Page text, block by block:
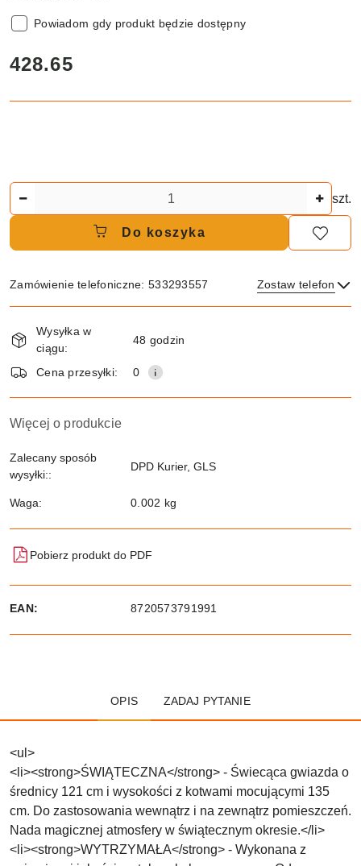
Powiadom gdy produkt będzie dostępny
cena:
428.65
szt.
Do koszyka
Zamówienie telefoniczne: 533293557 Zostaw telefon
i
dostawa
Wysyłka w
ciągu:
48 godzin
Cena przesyłki: 0
Więcej o produkcie
Zalecany sposób
wysyłki::
DPD Kurier, GLS
Waga: 0.002 kg
Pobierz produkt do PDF
EAN: 8720573791991
OPIS ZADAJ PYTANIE
<ul>
<li><strong>ŚWIĄTECZNA</strong> - Świecąca gwiazda o
średnicy 121 cm i wysokości z kotwami mocującymi 135
cm. Do zastosowania wewnątrz i na zewnątrz pomieszczeń.
Nada magicznej atmosfery w świątecznym okresie.</li>
<li><strong>WYTRZYMAŁA</strong> - Wykonana z